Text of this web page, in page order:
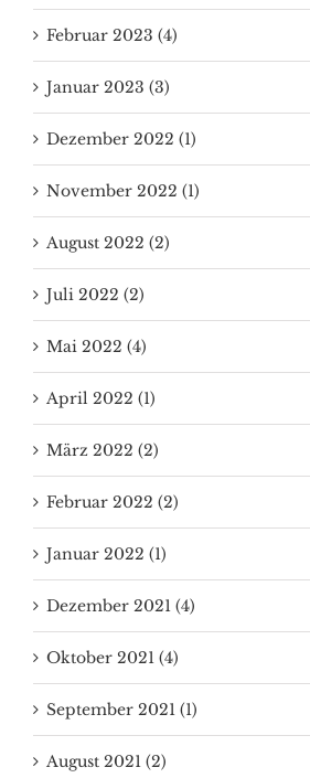
Februar 2023 (4)
Januar 2023 (3)
Dezember 2022 (1)
November 2022 (1)
August 2022 (2)
Juli 2022 (2)
Mai 2022 (4)
April 2022 (1)
März 2022 (2)
Februar 2022 (2)
Januar 2022 (1)
Dezember 2021 (4)
Oktober 2021 (4)
September 2021 (1)
August 2021 (2)